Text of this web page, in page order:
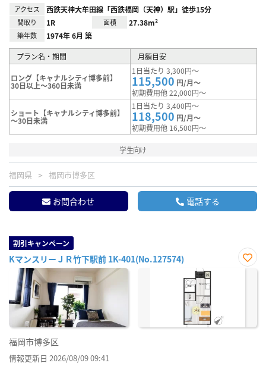
アクセス 西鉄天神大牟田線「西鉄福岡（天神）駅」徒歩15分
間取り 1R 面積 27.38m²
築年数 1974年 6月 築
プラン名・期間 月額目安
ロング【キャナルシティ博多前】
30日以上～360日未満
1日当たり 3,300円～
115,500 円/月～
初期費用他 22,000円～
ショート【キャナルシティ博多前】
～30日未満
1日当たり 3,400円～
118,500 円/月～
初期費用他 16,500円～
学生向け
福岡県 福岡市博多区
お問合わせ 電話する
割引キャンペーン
KマンスリーＪＲ竹下駅前 1K-401(No.127574)
お気
福岡市博多区
情報更新日 2026/08/09 09:41